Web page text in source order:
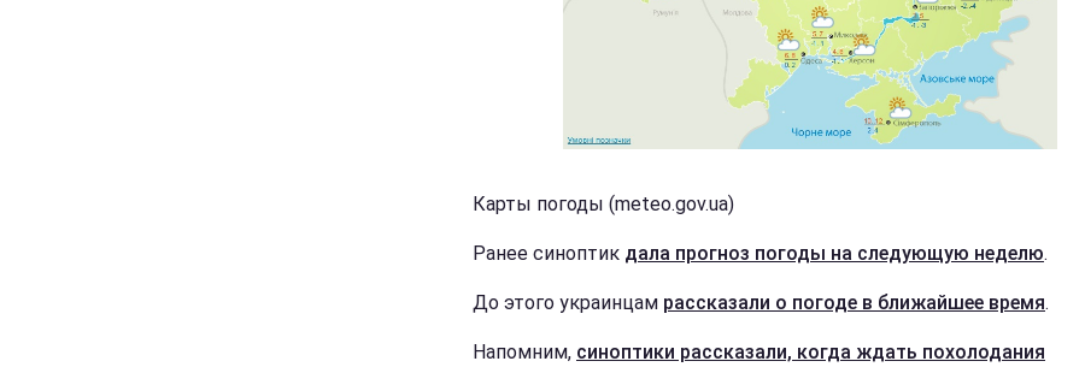
Карты погоды (meteo.gov.ua)
Ранее синоптик дала прогноз погоды на следующую неделю.
До этого украинцам рассказали о погоде в ближайшее время.
Напомним, синоптики рассказали, когда ждать похолодания